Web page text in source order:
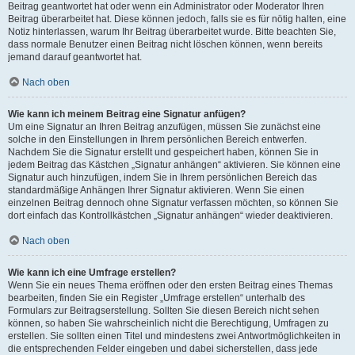
Beitrag geantwortet hat oder wenn ein Administrator oder Moderator Ihren
Beitrag überarbeitet hat. Diese können jedoch, falls sie es für nötig halten, eine
Notiz hinterlassen, warum Ihr Beitrag überarbeitet wurde. Bitte beachten Sie,
dass normale Benutzer einen Beitrag nicht löschen können, wenn bereits
jemand darauf geantwortet hat.
Nach oben
Wie kann ich meinem Beitrag eine Signatur anfügen?
Um eine Signatur an Ihren Beitrag anzufügen, müssen Sie zunächst eine
solche in den Einstellungen in Ihrem persönlichen Bereich entwerfen.
Nachdem Sie die Signatur erstellt und gespeichert haben, können Sie in
jedem Beitrag das Kästchen „Signatur anhängen“ aktivieren. Sie können eine
Signatur auch hinzufügen, indem Sie in Ihrem persönlichen Bereich das
standardmäßige Anhängen Ihrer Signatur aktivieren. Wenn Sie einen
einzelnen Beitrag dennoch ohne Signatur verfassen möchten, so können Sie
dort einfach das Kontrollkästchen „Signatur anhängen“ wieder deaktivieren.
Nach oben
Wie kann ich eine Umfrage erstellen?
Wenn Sie ein neues Thema eröffnen oder den ersten Beitrag eines Themas
bearbeiten, finden Sie ein Register „Umfrage erstellen“ unterhalb des
Formulars zur Beitragserstellung. Sollten Sie diesen Bereich nicht sehen
können, so haben Sie wahrscheinlich nicht die Berechtigung, Umfragen zu
erstellen. Sie sollten einen Titel und mindestens zwei Antwortmöglichkeiten in
die entsprechenden Felder eingeben und dabei sicherstellen, dass jede